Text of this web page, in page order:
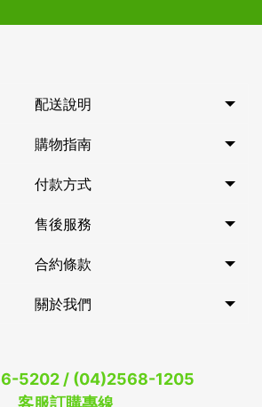
配送說明
購物指南
付款方式
售後服務
合約條款
關於我們
5202 / (04)2568-1205
客服訂購專線